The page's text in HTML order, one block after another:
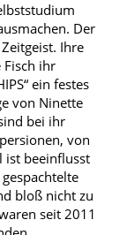
Der
Ihre
ihr
ein festes
von Ninette
bei ihr
von
ist beeinflusst
bloß nicht zu
seit 2011